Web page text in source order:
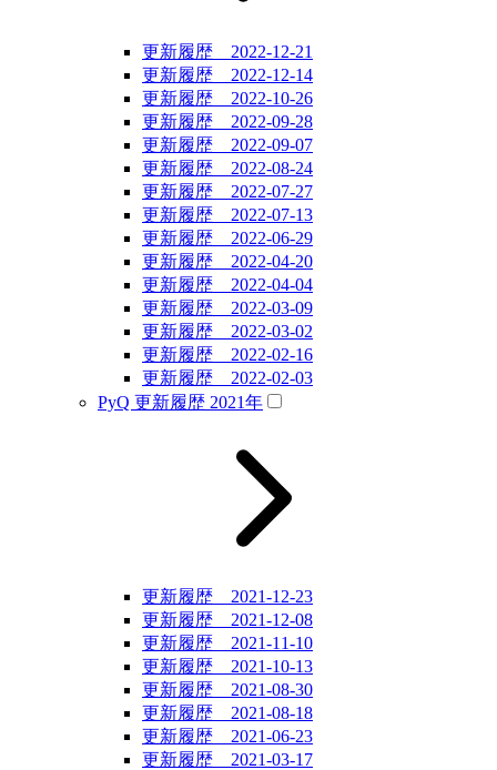
更新履歴 2022-12-21
更新履歴 2022-12-14
更新履歴 2022-10-26
更新履歴 2022-09-28
更新履歴 2022-09-07
更新履歴 2022-08-24
更新履歴 2022-07-27
更新履歴 2022-07-13
更新履歴 2022-06-29
更新履歴 2022-04-20
更新履歴 2022-04-04
更新履歴 2022-03-09
更新履歴 2022-03-02
更新履歴 2022-02-16
更新履歴 2022-02-03
PyQ 更新履歴 2021年
更新履歴 2021-12-23
更新履歴 2021-12-08
更新履歴 2021-11-10
更新履歴 2021-10-13
更新履歴 2021-08-30
更新履歴 2021-08-18
更新履歴 2021-06-23
更新履歴 2021-03-17